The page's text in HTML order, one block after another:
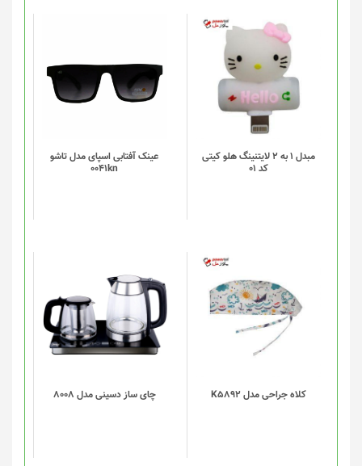
مبدل 1 به 2 لایتنینگ هلو کیتی
کد 01
عینک آفتابی اسپای مدل تاشو
0041kn
کلاه جراحی مدل K5892 چای ساز دسینی مدل 8008
محصول
دارای
انواع
مختلفی
می
گزینه